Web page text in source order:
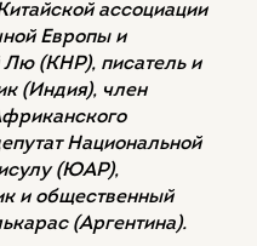
ассоциации
Европы и
(КНР), писатель и
(Индия), член
Национальной
(ЮАР),
и общественный
(Аргентина).